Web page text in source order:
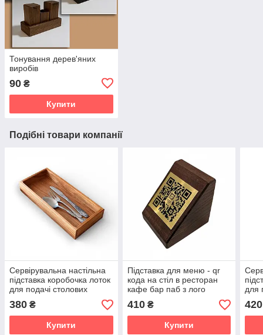
Тонування дерев'яних
виробів
90 ₴
Купити
Подібні товари компанії
Сервірувальна настільна
підставка коробочка лоток
для подачі столових
приборів з дерева
"Мінімалізм" 26 х 12 см
380 ₴
Купити
Підставка для меню - qr
кода на стіл в ресторан
кафе бар паб з лого
закладу 10х6 см "Піфагор"
410₴
Купити
для
420